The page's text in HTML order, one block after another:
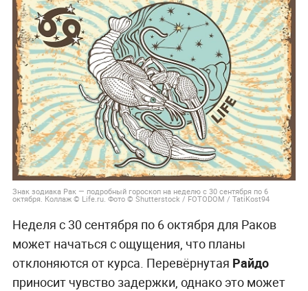
Знак зодиака Рак — подробный гороскоп на неделю с 30 сентября по 6
октября. Коллаж © Life.ru. Фото © Shutterstock / FOTODOM / TatiKost94
Неделя с 30 сентября по 6 октября для Раков
может начаться с ощущения, что планы
отклоняются от курса. Перевёрнутая Райдо
приносит чувство задержки, однако это может